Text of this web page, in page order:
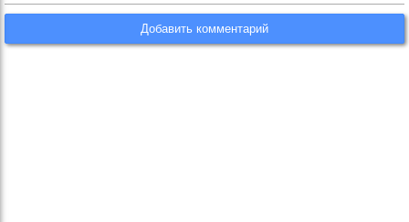
Добавить комментарий